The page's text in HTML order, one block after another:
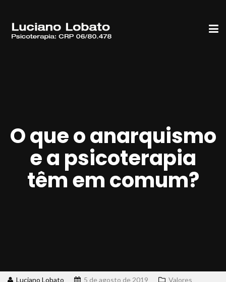
O que o anarquismo
e a psicoterapia
têm em comum?
Luciano Lobato 5 de agosto de 2019 Valores